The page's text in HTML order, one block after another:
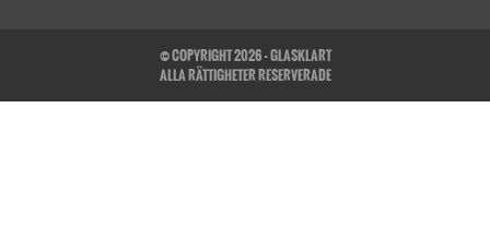
© COPYRIGHT 2026 - GLASKLART
ALLA RÄTTIGHETER RESERVERADE